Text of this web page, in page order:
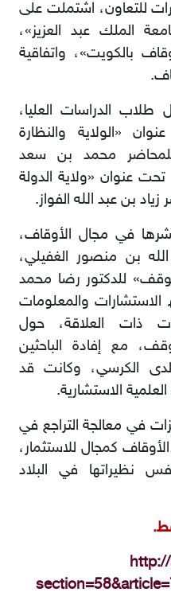
ﺧﻼل ﻋﺎم 2012 ﻣﺬﻛﺮات ﻟﻠﺘﻌﺎون، اﺷﺘﻤﻠﺖ ﻋﻠﻰ
اﻟﻤﻠﻚ عبد العزيز»،
ﺑﺎﻟﻜﻮﯾﺖ»، واﺗﻔﺎﻗﯿﺔ
طﻼب اﻟﺪراﺳﺎت اﻟﻌﻠﯿﺎ،
«اﻟﻮﻻﯾﺔ واﻟﻨﻈﺎرة
ﻣﺤﻤﺪ ﺑﻦ ﺳﻌﺪ
ﺗﺤﺖ ﻋﻨﻮان «وﻻﯾﺔ اﻟﺪوﻟﺔ
زﯾﺎد ﺑﻦ ﻋﺒﺪ ﷲ اﻟﻔﻮاز.
ﻓﻲ ﻣﺠﺎل اﻷوﻗﺎف،
ﷲ ﺑﻦ ﻣﻨﺼﻮر اﻟﻐﻔﯿﻠﻲ،
ﻟﻠﺪﻛﺘﻮر رﺿﺎ ﻣﺤﻤﺪ
واﻟﻤﻌﻠﻮﻣﺎت
ذات اﻟﻌﻼﻗﺔ، ﺣﻮل
ﻣﻊ إﻓﺎدة اﻟﺒﺎﺣﺜﯿﻦ
ﻟﺪى اﻟﻜﺮﺳﻲ، وﻛﺎﻧﺖ ﻗﺪ
اﻻﺳﺘﺸﺎرﯾﺔ.
ﻓﻲ ﻣﻌﺎﻟﺠﺔ اﻟﺘﺮاﺟﻊ ﻓﻲ
اﻷوﻗﺎف ﻛﻤﺠﺎل ﻟﻼﺳﺘﺜﻤﺎر،
ﻧﻈﯿﺮاﺗﮭﺎ ﻓﻲ اﻟﺒﻼد